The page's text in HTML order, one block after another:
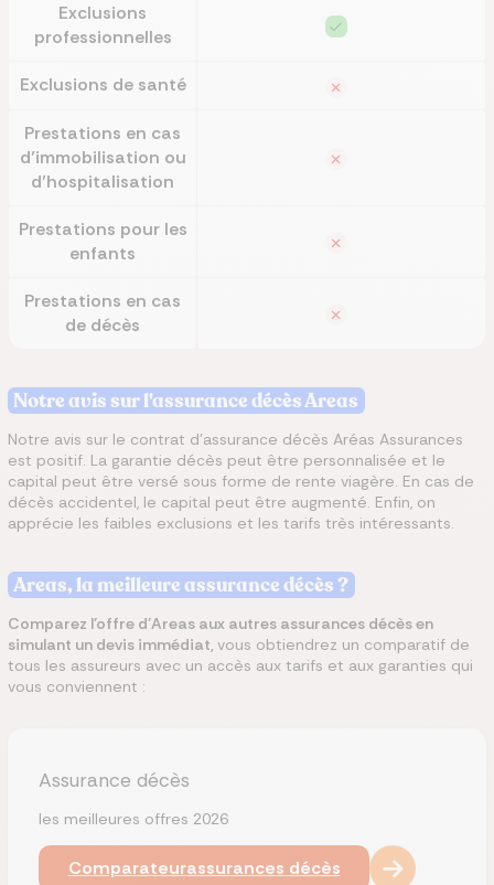
Exclusions
professionnelles
Exclusions de santé
Prestations en cas
d’immobilisation ou
d’hospitalisation
Prestations pour les
enfants
Prestations en cas
de décès
Notre avis sur l'assurance décès Areas
Notre avis sur le contrat d’assurance décès Aréas Assurances
est positif. La garantie décès peut être personnalisée et le
capital peut être versé sous forme de rente viagère. En cas de
décès accidentel, le capital peut être augmenté. Enfin, on
apprécie les faibles exclusions et les tarifs très intéressants.
Areas, la meilleure assurance décès ?
Comparez l’offre d'Areas aux autres assurances décès en
simulant un devis immédiat, vous obtiendrez un comparatif de
tous les assureurs avec un accès aux tarifs et aux garanties qui
vous conviennent :
Assurance décès
les meilleures offres 2026
Comparateurassurances décès